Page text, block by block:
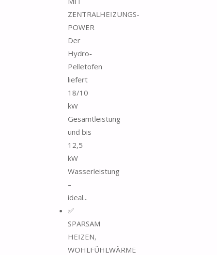
ZENTRALHEIZUNGS-
POWER
Der
Hydro-
Pelletofen
liefert
18/10
kW
Gesamtleistung
und bis
12,5
kW
Wasserleistung
–
ideal...
✅
SPARSAM
HEIZEN,
WOHLFÜHLWÄRME